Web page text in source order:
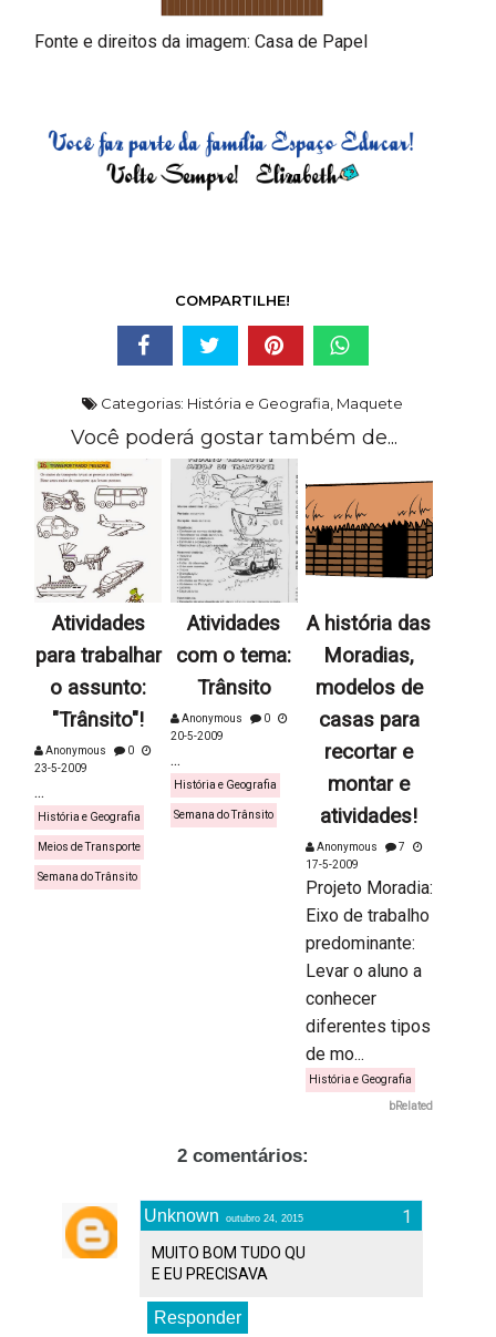
Fonte e direitos da imagem: Casa de Papel
COMPARTILHE!
Categorias: História e Geografia Maquete
Você poderá gostar também de...
Atividades
para trabalhar
o assunto:
"Trânsito"!
Anonymous
0
23-5-2009
...
História e Geografia
Meios de Transporte
Semana do Trânsito
Atividades
com o tema:
Trânsito
Anonymous
0
20-5-2009
...
História e Geografia
Semana do Trânsito
A história das
Moradias,
modelos de
casas para
recortar e
montar e
atividades!
Anonymous
7
17-5-2009
Projeto Moradia:
Eixo de trabalho
predominante:
Levar o aluno a
conhecer
diferentes tipos
de mo...
História e Geografia
bRelated
2 comentários:
Unknown outubro 24, 2015
MUITO BOM TUDO QU
E EU PRECISAVA
Responder